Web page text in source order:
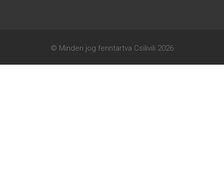
© Minden jog fenntartva Csilivili 2026